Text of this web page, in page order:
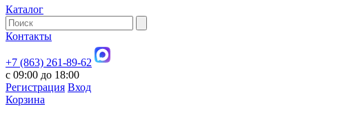
Каталог
Контакты
+7 (863) 261-89-62
с 09:00 до 18:00
Регистрация Вход
Корзина